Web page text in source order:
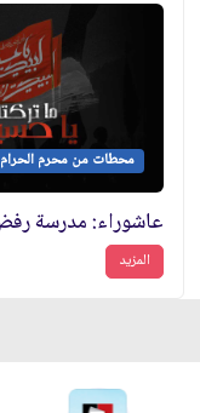
محطات من محرم الحرام
المزيد